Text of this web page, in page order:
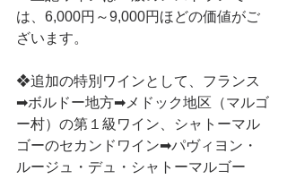
は、6,000円～9,000円ほどの価値がご
ざいます。
❖追加の特別ワインとして、フランス
➡ボルドー地方➡メドック地区（マルゴ
ー村）の第１級ワイン、シャトーマル
ゴーのセカンドワイン➡パヴィヨン・
ルージュ・デュ・シャトーマルゴー